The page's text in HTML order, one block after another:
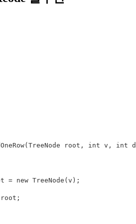
( TreeNode root , int v , int d
= new TreeNode ( v );
root ;